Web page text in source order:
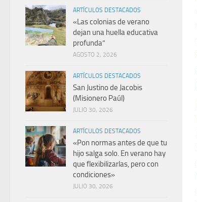
ARTÍCULOS DESTACADOS
«Las colonias de verano
dejan una huella educativa
profunda”
AGOSTO 2, 2026
ARTÍCULOS DESTACADOS
San Justino de Jacobis
(Misionero Paúl)
JULIO 30, 2026
ARTÍCULOS DESTACADOS
«Pon normas antes de que tu
hijo salga solo. En verano hay
que flexibilizarlas, pero con
condiciones»
JULIO 30, 2026